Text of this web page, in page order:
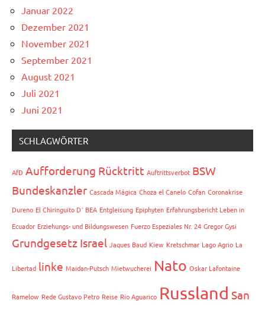
Januar 2022
Dezember 2021
November 2021
September 2021
August 2021
Juli 2021
Juni 2021
SCHLAGWÖRTER
AfD Aufforderung Rücktritt Auftrittsverbot BSW
Bundeskanzler Cascada Mágica Choza el Canelo Cofan Coronakrise
Dureno El Chiringuito D´ BEA Entgleisung Epiphyten Erfahrungsbericht Leben in
Ecuador Erziehungs- und Bildungswesen Fuerzo Espeziales Nr. 24 Gregor Gysi
Grundgesetz Israel Jaques Baud Kiew Kretschmar Lago Agrio La
Libertad linke Maidan-Putsch Mietwucherei Nato Oskar Lafontaine
Ramelow Rede Gustavo Petro Reise Rio Aguarico Russland San